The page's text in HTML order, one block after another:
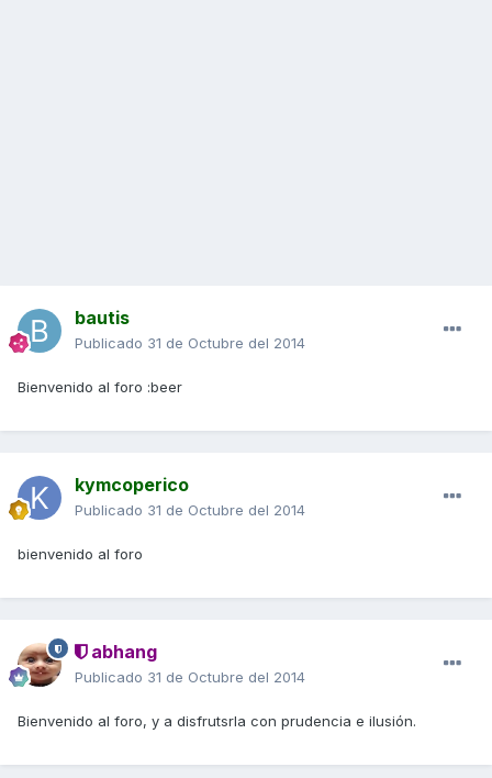
bautis
Publicado 31 de Octubre del 2014
Bienvenido al foro :beer
kymcoperico
Publicado 31 de Octubre del 2014
bienvenido al foro
abhang
Publicado 31 de Octubre del 2014
Bienvenido al foro, y a disfrutsrla con prudencia e ilusión.